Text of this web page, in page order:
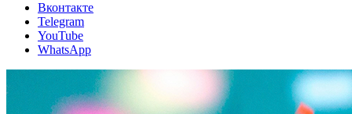
Вконтакте
Telegram
YouTube
WhatsApp